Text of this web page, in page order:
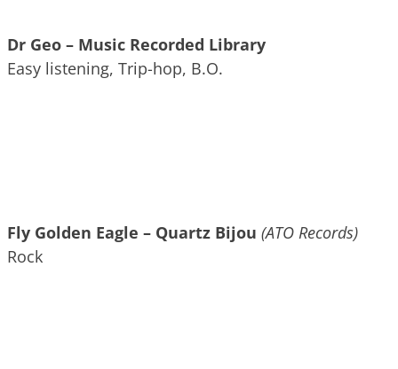
Dr Geo – Music Recorded Library
Easy listening, Trip-hop, B.O.
Fly Golden Eagle – Quartz Bijou (ATO Records)
Rock